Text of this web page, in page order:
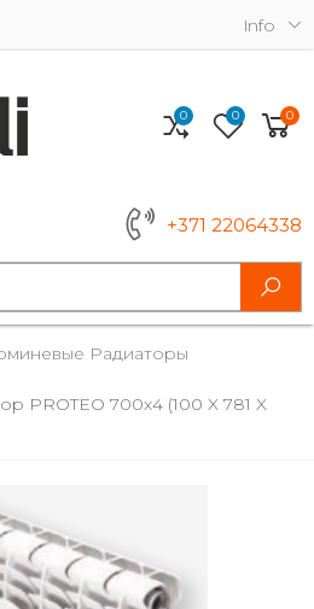
Info
menu
+371 22064338
0 0 0
Радиаторы
PROTEO 700x4 (100 X 781 X